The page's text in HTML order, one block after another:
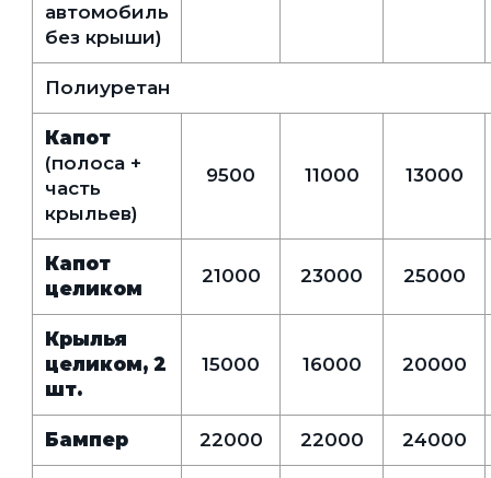
автомобиль
без крыши)
Полиуретан
Капот
(полоса +
часть
крыльев)
9500 11000 13000
Капот
целиком
21000 23000 25000
Крылья
целиком, 2
шт.
15000 16000 20000
Бампер 22000 22000 24000